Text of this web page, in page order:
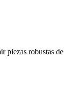
piezas robustas de